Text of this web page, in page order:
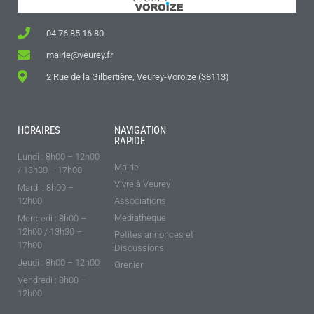
04 76 85 16 80
mairie@veurey.fr
2 Rue de la Gilbertière, Veurey-Voroize (38113)
HORAIRES
Lundi : 8h00 – 12h00
/ 13h30 – 17h00
Mardi : 8h00 –
12h00
Mercredi : 8h00 –
12h00 / 13h30 –
17h00
Jeudi : 8h00 – 12h00
Vendredi : 8h00 –
12h00
NAVIGATION
RAPIDE
Mairie
Vivre à Veurey
Associations
Médiathèque
Petites annonces et
Discussions
Grenier